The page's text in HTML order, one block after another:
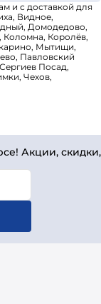
и с доставкой для
Видное,
Домодедово,
Коломна, Королёв,
Мытищи,
Павловский
Посад,
Чехов,
Акции, скидки,